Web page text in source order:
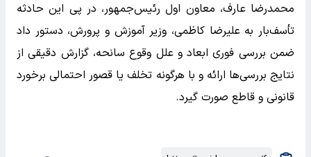
محمدرضا عارف، معاون اول رئیس‌جمهور، در پی این حادثه
تأسف‌بار به علیرضا کاظمی، وزیر آموزش و پرورش، دستور داد
ضمن بررسی فوری ابعاد و علل وقوع سانحه، گزارش دقیقی از
نتایج بررسی‌ها ارائه و با هرگونه تخلف یا قصور احتمالی برخورد
قانونی و قاطع صورت گیرد.